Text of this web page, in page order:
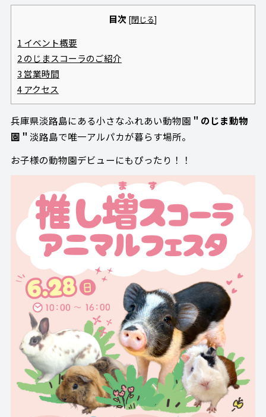
目次 [閉じる]
1 イベント概要
2のじまスコーラのご紹介
3 営業時間
4アクセス
兵庫県淡路島にある小さなふれあい動物園 ＂のじま動物
園＂ 淡路島で唯一アルパカが暮らす場所。
お子様の動物園デビューにもぴったり！！